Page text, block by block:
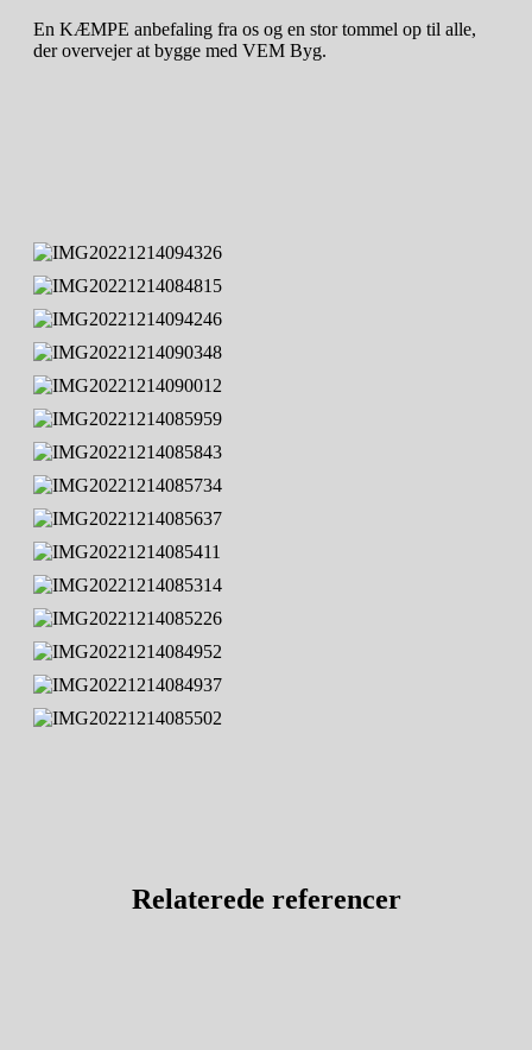
En KÆMPE anbefaling fra os og en stor tommel op til alle,
der overvejer at bygge med VEM Byg.
Relaterede referencer